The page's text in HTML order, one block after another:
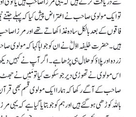
تو ایک مولوی صاحب نے اعتراض پیش کیا کہ پہلے جتنے
فاقوں کے بعد بالکل سادہ غذا کھاتے تھے اور مرزا
ہیں۔ حضرت خلیفہ اوّلؓ نے ان کو جواباً کہا کہ
زردہ اور پلاؤ کو حلال ہی پڑھا ہے۔ اگر آپ نے کہیں
اس مولوی نے تھوڑی دیر جوسکوت کیا تو مَیں نے جھٹ
صاحب کے آگے رکھا کہ ہمارا ایک مولوی قَسم بھی قرآن کی
باللہ کوڑھی ہو گئے ہیں اور ہم کو جو بتایا گیا ہے کہ